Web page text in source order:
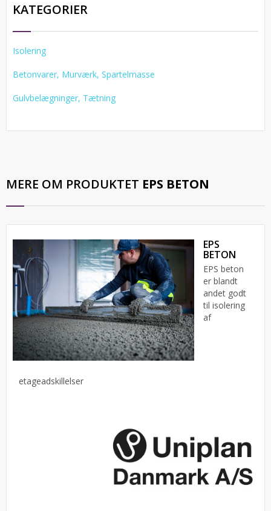
KATEGORIER
Isolering
Betonvarer, Murværk, Spartelmasse
Gulvbelægninger, Tætning
MERE OM PRODUKTET EPS BETON
EPS
BETON
EPS beton
er blandt
andet godt
til isolering
af
etageadskillelser